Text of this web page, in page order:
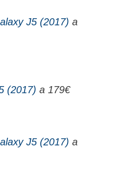
J5 (2017) a
(2017) a 179€
J5 (2017) a